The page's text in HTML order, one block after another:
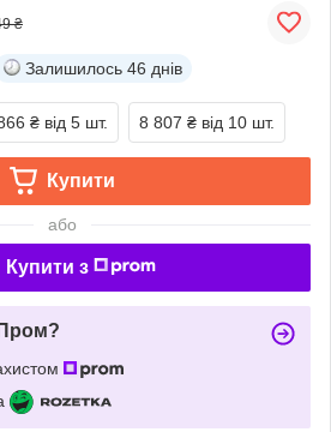
₴
Залишилось 46 днів
₴ від 5 шт. 8 807 ₴ від 10 шт.
Купити
або
Купити з